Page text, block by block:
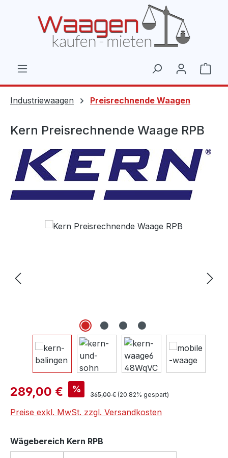
Industriewaagen Preisrechnende Waagen
Kern Preisrechnende Waage RPB
Bildergalerie überspringen
Verkaufspreis:
289,00 € % Regulärer Preis:
365,00 € (20.82% gespart)
Preise exkl. MwSt. zzgl. Versandkosten
Wägebereich Kern RPB